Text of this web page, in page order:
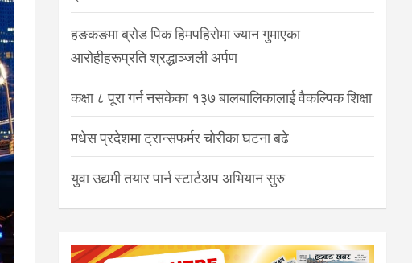
हङकङमा ब्रोड पिक हिमपहिरोमा ज्यान गुमाएका
आरोहीहरूप्रति श्रद्धाञ्जली अर्पण
कक्षा ८ पूरा गर्न नसकेका १३७ बालबालिकालाई वैकल्पिक शिक्षा
मधेस प्रदेशमा ट्रान्सफर्मर चोरीका घटना बढे
युवा उद्यमी तयार पार्न स्टार्टअप अभियान सुरु